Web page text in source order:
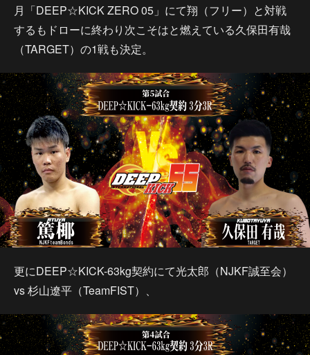
月「DEEP☆KICK ZERO 05」にて翔（フリー）と対戦
するもドローに終わり次こそはと燃えている久保田有哉
（TARGET）の1戦も決定。
更にDEEP☆KICK-63kg契約にて光太郎（NJKF誠至会）
vs 杉山遼平（TeamFIST）、